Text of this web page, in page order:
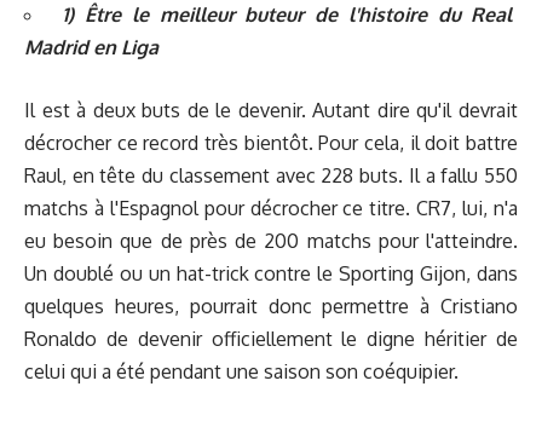
1) Être le meilleur buteur de l'histoire du Real
Madrid en Liga
Il est à deux buts de le devenir. Autant dire qu'il devrait
décrocher ce record très bientôt. Pour cela, il doit battre
Raul, en tête du classement avec 228 buts. Il a fallu 550
matchs à l'Espagnol pour décrocher ce titre. CR7, lui, n'a
eu besoin que de près de 200 matchs pour l'atteindre.
Un doublé ou un hat-trick contre le Sporting Gijon, dans
quelques heures, pourrait donc permettre à Cristiano
Ronaldo de devenir officiellement le digne héritier de
celui qui a été pendant une saison son coéquipier.